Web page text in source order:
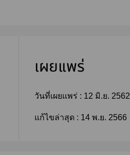
เผยแพร่
วันที่เผยแพร่ : 12 มิ.ย. 2562
แก้ไขล่าสุด : 14 พ.ย. 2566